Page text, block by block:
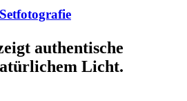
authentische
Licht.